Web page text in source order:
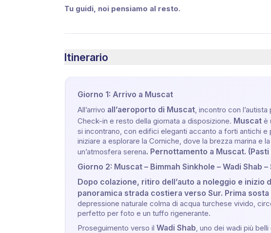
Tu guidi, noi pensiamo al resto.
Itinerario
Giorno 1: Arrivo a Muscat
All’arrivo all’aeroporto di Muscat, incontro con
Check-in e resto della giornata a disposizione. Muscat è
si incontrano, con edifici eleganti accanto a forti antichi e
iniziare a esplorare la Corniche, dove la brezza marina e
un’atmosfera serena. Pernottamento a Muscat.
Giorno 2: Muscat – Bimmah Sinkhole – Wadi Shab –
Dopo colazione, ritiro dell’auto a noleggio e inizio
panoramica strada costiera verso Sur. Prima sosta
depressione naturale colma di acqua turchese vivido,
perfetto per foto e un tuffo rigenerante.
Proseguimento verso il Wadi Shab, uno dei wadi più